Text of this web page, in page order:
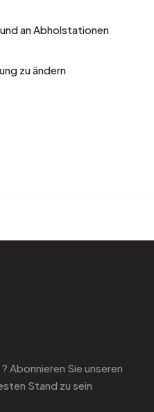
an Abholstationen
zu ändern
Abonnieren Sie unseren
Stand zu sein